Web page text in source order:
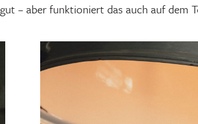
gut – aber funktioniert das auch auf dem